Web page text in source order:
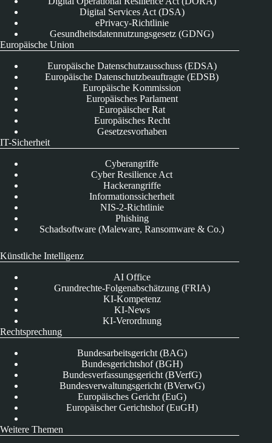
Digital Services Act (DSA)
ePrivacy-Richtlinie
Gesundheitsdatennutzungsgesetz (GDNG)
Europäische Union
Europäische Datenschutzausschuss (EDSA)
Europäische Datenschutzbeauftragte (EDSB)
Europäische Kommission
Europäisches Parlament
Europäischer Rat
Europäisches Recht
Gesetzesvorhaben
IT-Sicherheit
Cyberangriffe
Cyber Resilience Act
Hackerangriffe
Informationssicherheit
NIS-2-Richtlinie
Phishing
Schadsoftware (Maleware, Ransomware & Co.)
Künstliche Intelligenz
AI Office
Grundrechte-Folgenabschätzung (FRIA)
KI-Kompetenz
KI-News
KI-Verordnung
Rechtsprechung
Bundesarbeitsgericht (BAG)
Bundesgerichtshof (BGH)
Bundesverfassungsgericht (BVerfG)
Bundesverwaltungsgericht (BVerwG)
Europäisches Gericht (EuG)
Europäischer Gerichtshof (EuGH)
Weitere Themen